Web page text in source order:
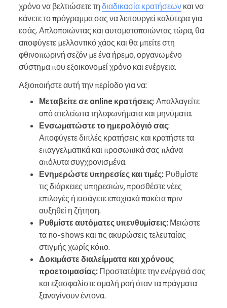
χρόνο να βελτιώσετε τη διαδικασία κρατήσεων και να
κάνετε το πρόγραμμα σας να λειτουργεί καλύτερα για
εσάς. Απλοποιώντας και αυτοματοποιώντας τώρα, θα
αποφύγετε μελλοντικό χάος και θα μπείτε στη
φθινοπωρινή σεζόν με ένα ήρεμο, οργανωμένο
σύστημα που εξοικονομεί χρόνο και ενέργεια.
Αξιοποιήστε αυτή την περίοδο για να:
Μεταβείτε σε online κρατήσεις: Απαλλαγείτε
από ατελείωτα τηλεφωνήματα και μηνύματα.
Ενσωματώστε το ημερολόγιό σας:
Αποφύγετε διπλές κρατήσεις και κρατήστε τα
επαγγελματικά και προσωπικά σας πλάνα
απόλυτα συγχρονισμένα.
Ενημερώστε υπηρεσίες και τιμές: Ρυθμίστε
τις διάρκειες υπηρεσιών, προσθέστε νέες
επιλογές ή εισάγετε εποχιακά πακέτα πριν
αυξηθεί η ζήτηση.
Ρυθμίστε αυτόματες υπενθυμίσεις: Μειώστε
τα no-shows και τις ακυρώσεις τελευταίας
στιγμής χωρίς κόπο.
Δοκιμάστε διαλείμματα και χρόνους
προετοιμασίας: Προστατέψτε την ενέργειά σας
και εξασφαλίστε ομαλή ροή όταν τα πράγματα
ξαναγίνουν έντονα.